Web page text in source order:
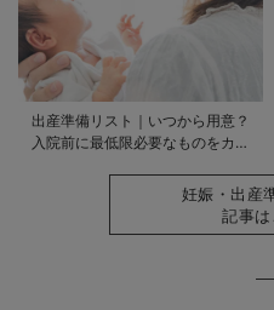
出産準備リスト｜いつから用意？
入院前に最低限必要なものをカテ
妊娠・出産
記事は